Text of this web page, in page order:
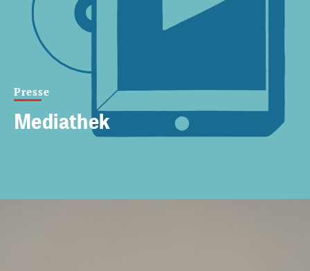
Presse
Mediathek